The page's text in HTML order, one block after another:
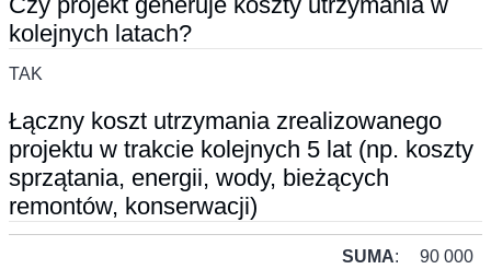
kolejnych latach?
TAK
Łączny koszt utrzymania zrealizowanego
projektu w trakcie kolejnych 5 lat (np. koszty
sprzątania, energii, wody, bieżących
remontów, konserwacji)
SUMA: 90 000